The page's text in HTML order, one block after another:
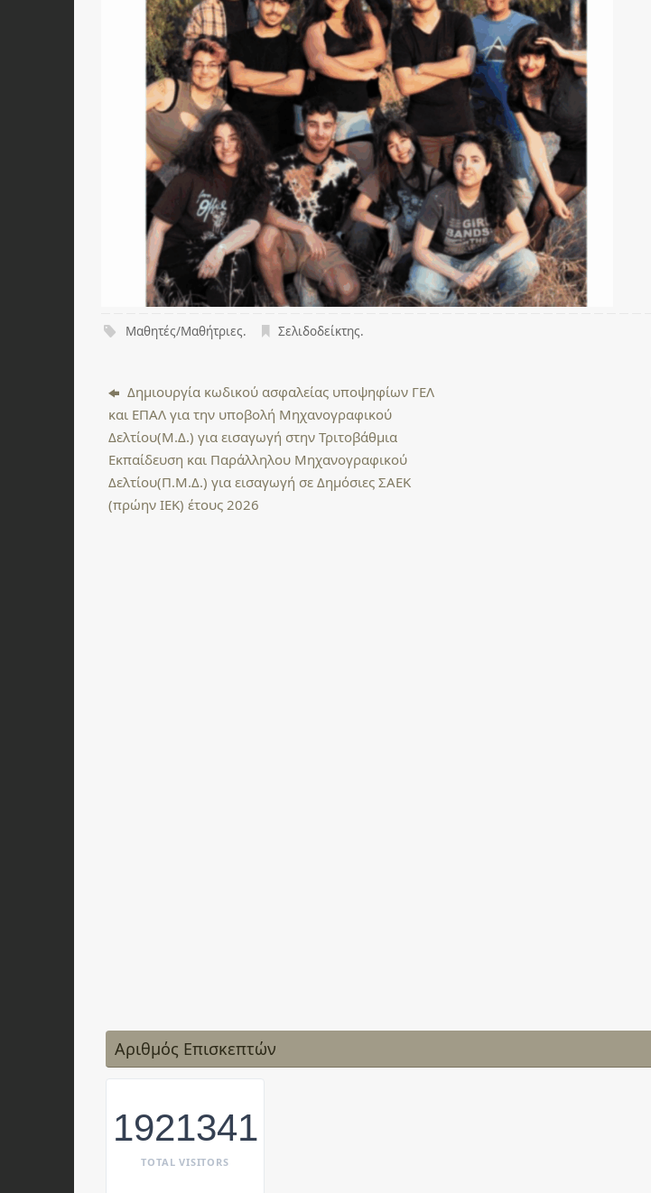
Μαθητές/Μαθήτριες. Σελιδοδείκτης.
Δημιουργία κωδικού ασφαλείας υποψηφίων ΓΕΛ
και ΕΠΑΛ για την υποβολή Μηχανογραφικού
Δελτίου(Μ.Δ.) για εισαγωγή στην Τριτοβάθμια
Εκπαίδευση και Παράλληλου Μηχανογραφικού
Δελτίου(Π.Μ.Δ.) για εισαγωγή σε Δημόσιες ΣΑΕΚ
(πρώην ΙΕΚ) έτους 2026
Αριθμός Επισκεπτών
1921341
TOTAL VISITORS